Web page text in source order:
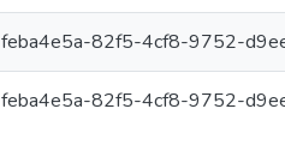
feba4e5a-82f5-4cf8-9752-
feba4e5a-82f5-4cf8-9752-